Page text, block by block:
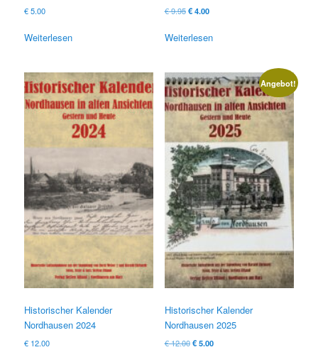
€5.00
Weiterlesen
€9.95 Ursprünglicher
war:
€4.00Aktueller
ist:
Weiterlesen
Historischer Kalender
Nordhausen 2024
€ 12.00
Angebot!
Historischer Kalender
Nordhausen 2025
€12.00 Ursprünglicher
€5.00Aktueller